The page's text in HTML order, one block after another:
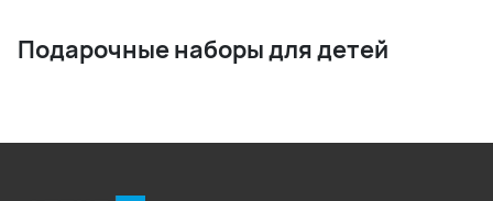
Подарочные наборы для детей